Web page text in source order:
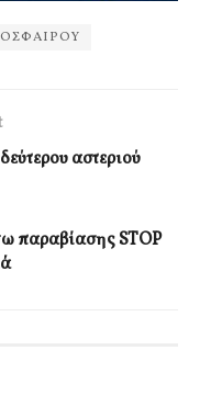
αστεριού
παραβίασης STOP